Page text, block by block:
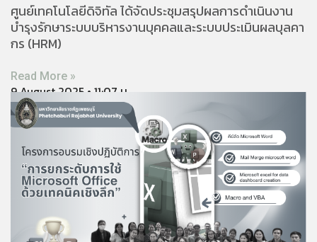
ศูนย์เทคโนโลยีดิจิทัล ได้จัดประชุมสรุปผลการดำเนินงาน
บำรุงรักษาระบบบริหารงานบุคคลและระบบประเมินผลบุลคา
กร (HRM)
Read More »
9 August 2025 11:07 น.